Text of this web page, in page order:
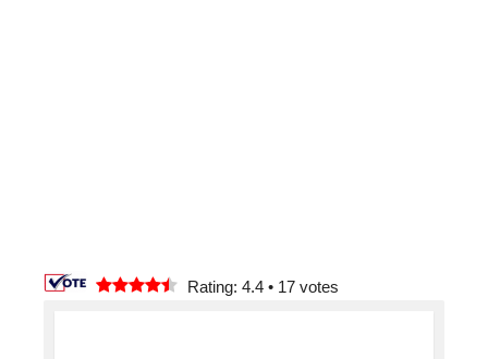
Rating: 4.4 • 17votes